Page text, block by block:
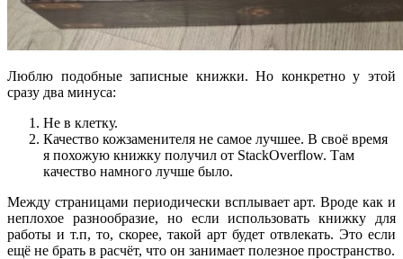
Люблю подобные записные книжки. Но конкретно у этой
сразу два минуса:
Не в клетку.
Качество кожзаменителя не самое лучшее. В своё время
я похожую книжку получил от StackOverflow. Там
качество намного лучше было.
Между страницами периодически всплывает арт. Вроде как и
неплохое разнообразие, но если использовать книжку для
работы и т.п, то, скорее, такой арт будет отвлекать. Это если
ещё не брать в расчёт, что он занимает полезное пространство.